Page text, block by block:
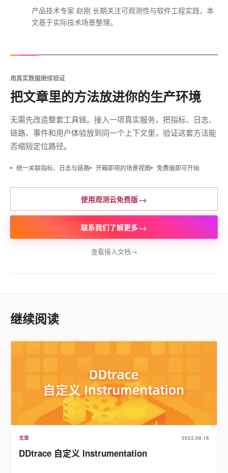
产品技术专家 赵刚 长期关注可观测性与软件工程实践，本
文基于实际技术场景整理。
用真实数据继续验证
把文章里的方法放进你的生产环境
无需先改造整套工具链。接入一项真实服务，把指标、日志、
链路、事件和用户体验放到同一个上下文里，验证这套方法能
否缩短定位路径。
统一关联指标、日志与链路 开箱即用的场景视图 免费版即可开始
使用观测云免费版→
联系我们了解更多→
查看接入文档→
继续阅读
文章 2022.09.16
DDtrace 自定义 Instrumentation